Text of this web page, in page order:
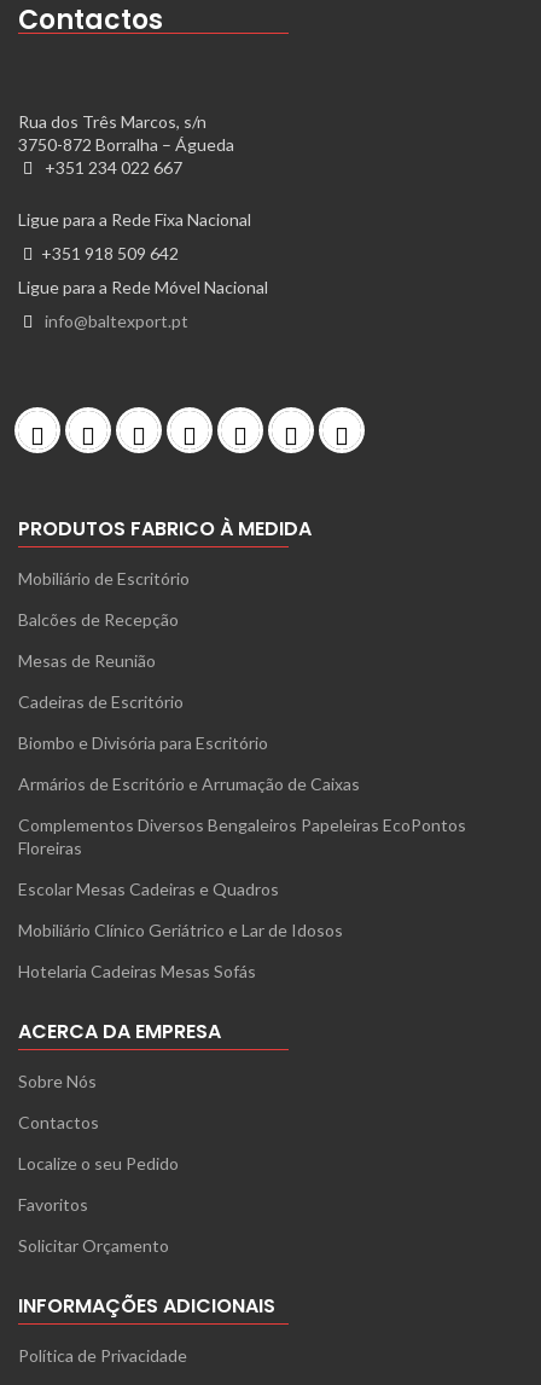
Contactos
Rua dos Três Marcos, s/n
3750-872 Borralha – Águeda
+351 234 022 667
Ligue para a Rede Fixa Nacional
+351 918 509 642
Ligue para a Rede Móvel Nacional
info@baltexport.pt
PRODUTOS FABRICO À MEDIDA
Mobiliário de Escritório
Balcões de Recepção
Mesas de Reunião
Cadeiras de Escritório
Biombo e Divisória para Escritório
Armários de Escritório e Arrumação de Caixas
Complementos Diversos Bengaleiros Papeleiras EcoPontos
Floreiras
Escolar Mesas Cadeiras e Quadros
Mobiliário Clínico Geriátrico e Lar de Idosos
Hotelaria Cadeiras Mesas Sofás
ACERCA DA EMPRESA
Sobre Nós
Contactos
Localize o seu Pedido
Favoritos
Solicitar Orçamento
INFORMAÇÕES ADICIONAIS
Política de Privacidade